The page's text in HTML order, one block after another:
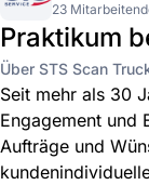
23
Praktikum
Über STS Scan
Seit mehr als 30
Engagement und
Aufträge und